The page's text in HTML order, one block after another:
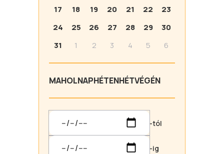
17 18 19 20 21 22
23
24
25 26 27 28 29
30
31
1 2 3 4 5 6
MAHOLNAPHÉTENHÉTVÉGÉN
-tól
-ig